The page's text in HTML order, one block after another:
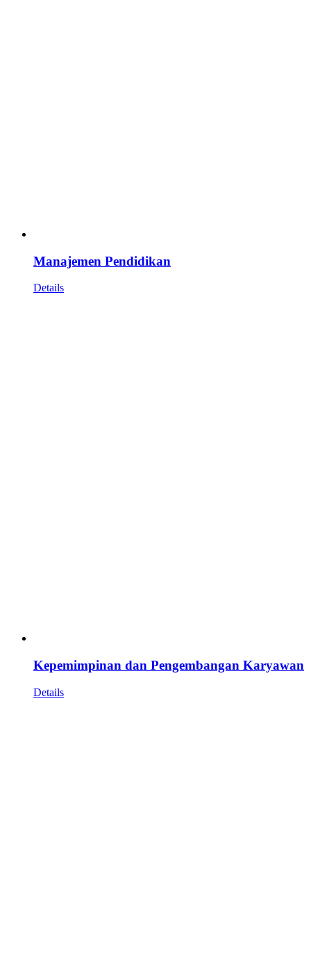
Manajemen Pendidikan
Details
Kepemimpinan dan Pengembangan Karyawan
Details